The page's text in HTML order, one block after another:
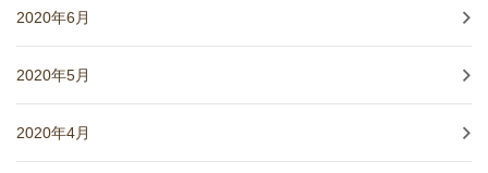
2020年6月
2020年5月
2020年4月